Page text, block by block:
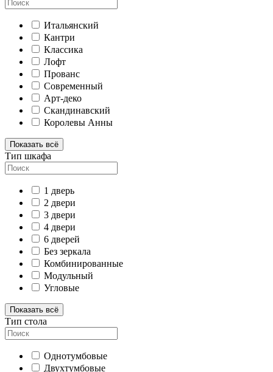
Итальянский
Кантри
Классика
Лофт
Прованс
Современный
Арт-деко
Скандинавский
Королевы Анны
Показать всё
Тип шкафа
1 дверь
2 двери
3 двери
4 двери
6 дверей
Без зеркала
Комбинированные
Модульный
Угловые
Показать всё
Тип стола
Однотумбовые
Двухтумбовые